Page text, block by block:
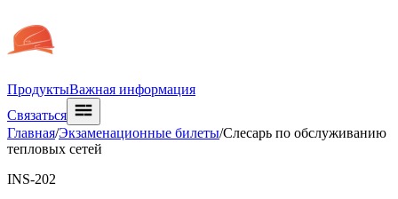
ПродуктыВажная информация
Связаться
Главная/Экзаменационные билеты/Слесарь по обслуживанию
тепловых сетей
INS-202